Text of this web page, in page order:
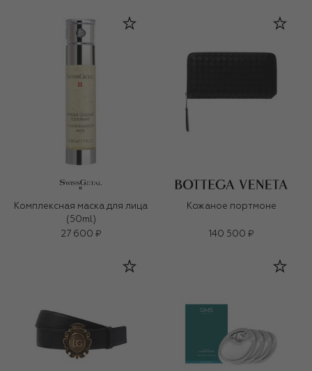
Комплексная маска для лица
(50ml)
27 600 ₽
Кожаное портмоне
140 500 ₽